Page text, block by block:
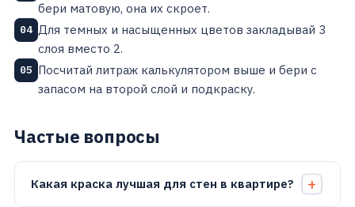
бери матовую, она их скроет.
04 Для темных и насыщенных цветов закладывай 3
слоя вместо 2.
05 Посчитай литраж калькулятором выше и бери с
запасом на второй слой и подкраску.
Частые вопросы
Какая краска лучшая для стен в квартире?